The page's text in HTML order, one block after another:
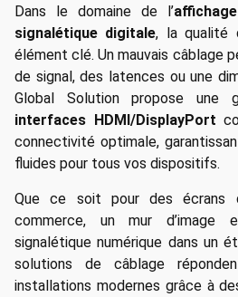
Dans le domaine de l’
signalétique digitale, la qualité
élément clé. Un mauvais câblage
de signal, des latences ou une
Global Solution propose une
interfaces HDMI/DisplayPort
connectivité optimale,
fluides pour tous vos dispositifs.
Que ce soit pour des écrans
commerce, un mur d’image
signalétique numérique dans un
solutions de câblage
installations modernes grâce à